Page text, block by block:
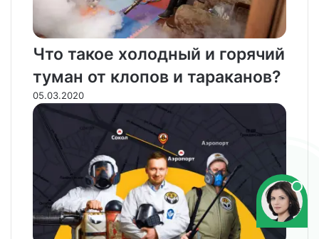
Что такое холодный и горячий
туман от клопов и тараканов?
05.03.2020